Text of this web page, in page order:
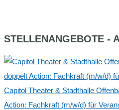
STELLENANGEBOTE -
Capitol Theater & Stadthalle
Action: Fachkraft (m/w/d) für